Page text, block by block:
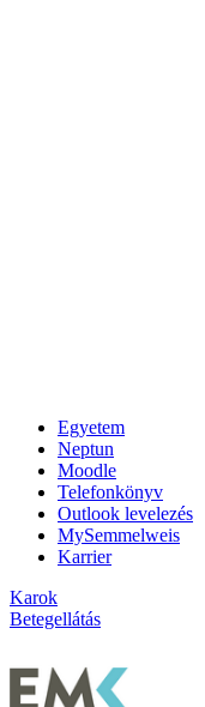
Egyetem
Neptun
Moodle
Telefonkönyv
Outlook levelezés
MySemmelweis
Karrier
Karok
Betegellátás